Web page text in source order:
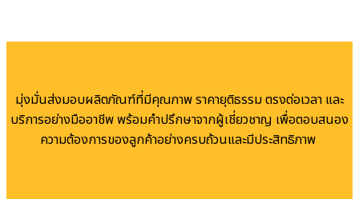
มุ่งมั่นส่งมอบผลิตภัณฑ์ที่มีคุณภาพ ราคายุติธรรม ตรงต่อเวลา และ
บริการอย่างมืออาชีพ พร้อมคำปรึกษาจากผู้เชี่ยวชาญ เพื่อตอบสนอง
ความต้องการของลูกค้าอย่างครบถ้วนและมีประสิทธิภาพ